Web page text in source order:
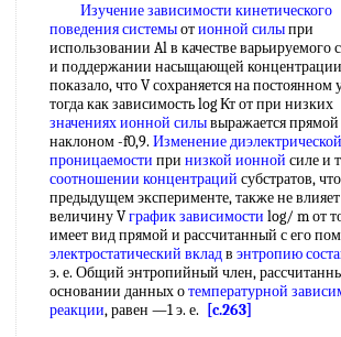
Изучение зависимости кинетического
поведения системыотионной силыпри
использовании Al в качестве варьируемого
и поддержании насыщающей
показало, что V сохраняется на постоянном
тогда как зависимость log Кт от при низких
значениях ионной силывыражается прямой
наклоном -f0,9. Изменение диэлектрической
проницаемости при низкой ионной силе и
соотношении концентраций субстратов,
предыдущем эксперименте, также не
величину Vграфик зависимости log/ m от
имеет вид прямой и рассчитанный с его
электростатический вкладв энтропию
э. е. Общий энтропийный член,
основании данных отемпературной
реакции, равен —1 э. е.
[c.263]